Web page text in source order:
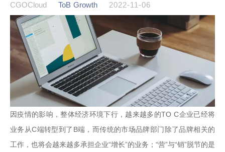
CGOCloud ToB Growth 2022-11-06
因疫情的影响，整体经济环境下行，越来越多的TO C企业已经将
业务从C端转型到了B端，而传统的市场品牌部门除了品牌相关的
工作，也将会越来越多承担企业“增长”的业务；“营”与“销”脱节的是